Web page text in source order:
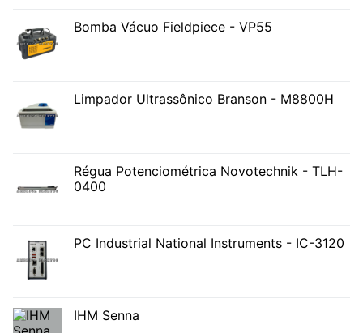
Bomba Vácuo Fieldpiece - VP55
Limpador Ultrassônico Branson - M8800H
Régua Potenciométrica Novotechnik - TLH-
0400
PC Industrial National Instruments - IC-3120
IHM Senna